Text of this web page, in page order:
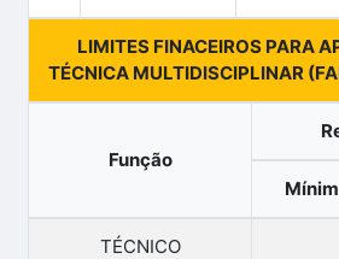
LIMITES FINACEIROS PARA
TÉCNICA MULTIDISCIPLINAR
Função
TÉCNICO